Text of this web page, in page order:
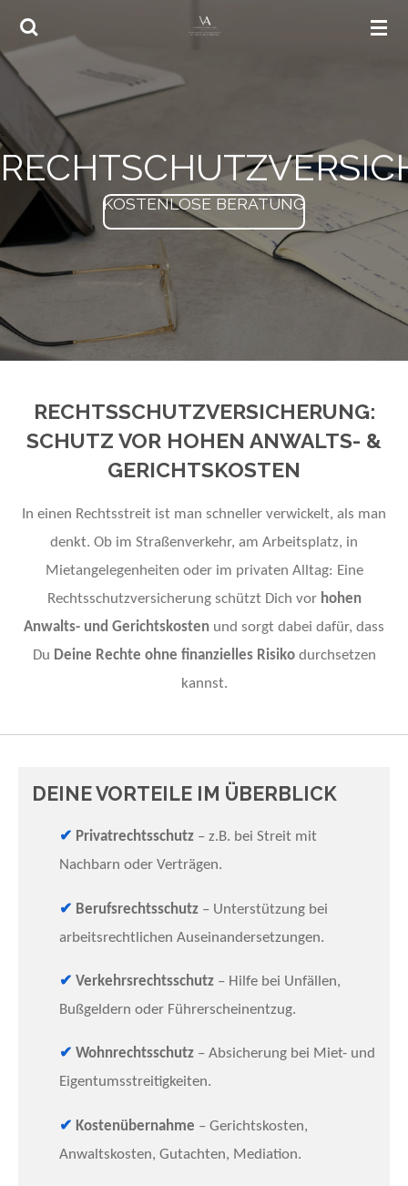
Zum
Hauptinhalt
springen
KOSTENLOSE BERATUNG
RECHTSSCHUTZVERSICHERUNG:
SCHUTZ VOR HOHEN ANWALTS- &
GERICHTSKOSTEN
In einen Rechtsstreit ist man schneller verwickelt, als man
denkt. Ob im Straßenverkehr, am Arbeitsplatz, in
Mietangelegenheiten oder im privaten Alltag: Eine
Rechtsschutzversicherung schützt Dich vor hohen
Anwalts- und Gerichtskosten und sorgt dabei dafür, dass
Du Deine Rechte ohne finanzielles Risikodurchsetzen
kannst.
DEINE VORTEILE IM ÜBERBLICK
✔ Privatrechtsschutz – z.B. bei Streit mit
Nachbarn oder Verträgen.
✔ Berufsrechtsschutz – Unterstützung bei
arbeitsrechtlichen Auseinandersetzungen.
✔ Verkehrsrechtsschutz – Hilfe bei Unfällen,
Bußgeldern oder Führerscheinentzug.
✔ Wohnrechtsschutz – Absicherung bei Miet- und
Eigentumsstreitigkeiten.
✔ Kostenübernahme – Gerichtskosten,
Anwaltskosten, Gutachten, Mediation.